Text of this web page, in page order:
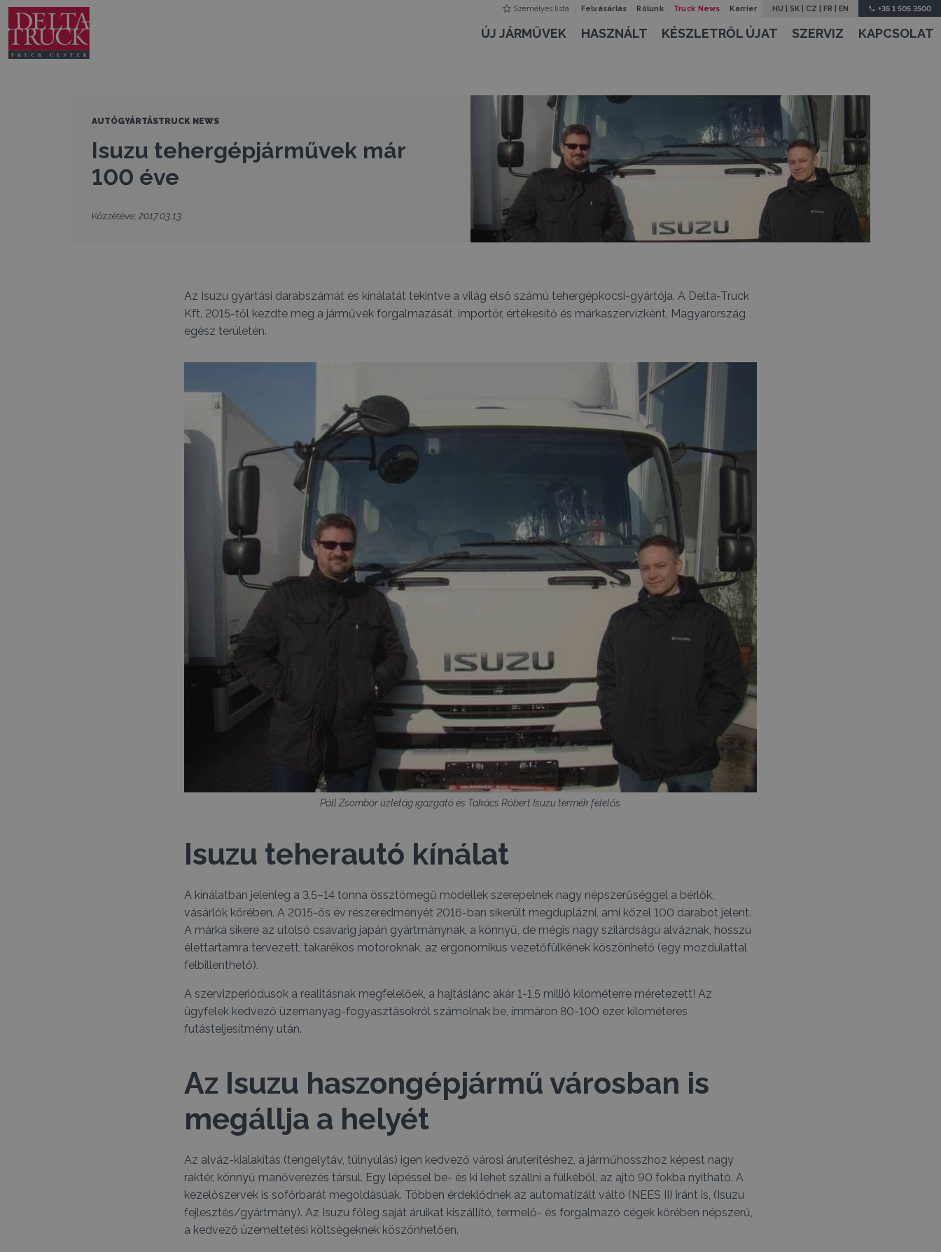
Személyes lista Felvásárlás Rólunk Truck News Karrier HU |SK CZ |FR |EN +36 1 505 3500
ÚJ JÁRMŰVEK HASZNÁLT KÉSZLETRŐL ÚJAT SZERVIZ KAPCSOLAT
AUTÓGYÁRTÁSTRUCK NEWS
Isuzu tehergépjárművek már
100 éve
Közzétéve:2017.03.13.
Az Isuzu gyártási darabszámát és kínálatát tekintve a világ első számú tehergépkocsi-gyártója. A Delta-Truck
Kft. 2015-től kezdte meg a járművek forgalmazását, importőr, értékesítő és márkaszervizként, Magyarország
egész területén.
Páll Zsombor üzletág igazgató és Takács Róbert Isuzu termék felelős
Isuzu teherautó kínálat
A kínálatban jelenleg a 3,5–14 tonna össztömegű modellek szerepelnek nagy népszerűséggel a bérlők,
vásárlók körében. A 2015-ös év részeredményét 2016-ban sikerült megduplázni, ami közel 100 darabot jelent.
A márka sikere az utolsó csavarig japán gyártmánynak, a könnyű, de mégis nagy szilárdságú alváznak, hosszú
élettartamra tervezett, takarékos motoroknak, az ergonomikus vezetőfülkének köszönhető (egy mozdulattal
felbillenthető).
A szervizperiódusok a realitásnak megfelelőek, a hajtáslánc akár 1-1,5 millió kilométerre méretezett! Az
ügyfelek kedvező üzemanyag-fogyasztásokról számolnak be, immáron 80-100 ezer kilométeres
futásteljesítmény után.
Az Isuzu haszongépjármű városban is
megállja a helyét
Az alváz-kialakítás (tengelytáv, túlnyúlás) igen kedvező városi áruterítéshez, a járműhosszhoz képest nagy
raktér, könnyű manőverezés társul. Egy lépéssel be- és ki lehet szállni a fülkéből, az ajtó 90 fokba nyitható. A
kezelőszervek is sofőrbarát megoldásúak. Többen érdeklődnek az automatizált váltó (NEES II) iránt is, (Isuzu
fejlesztés/gyártmány). Az Isuzu főleg saját áruikat kiszállító, termelő- és forgalmazó cégek körében népszerű,
a kedvező üzemeltetési költségeknek köszönhetően.